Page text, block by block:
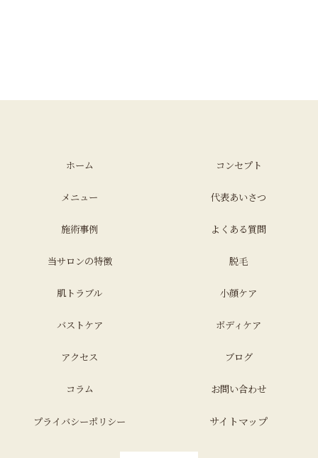
ホーム コンセプト
メニュー 代表あいさつ
施術事例 よくある質問
当サロンの特徴 脱毛
肌トラブル 小顔ケア
バストケア ボディケア
アクセス ブログ
コラム お問い合わせ
プライバシーポリシー サイトマップ